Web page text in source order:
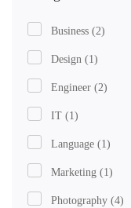
Business (2)
Design (1)
Engineer (2)
IT (1)
Language (1)
Marketing (1)
Photography (4)